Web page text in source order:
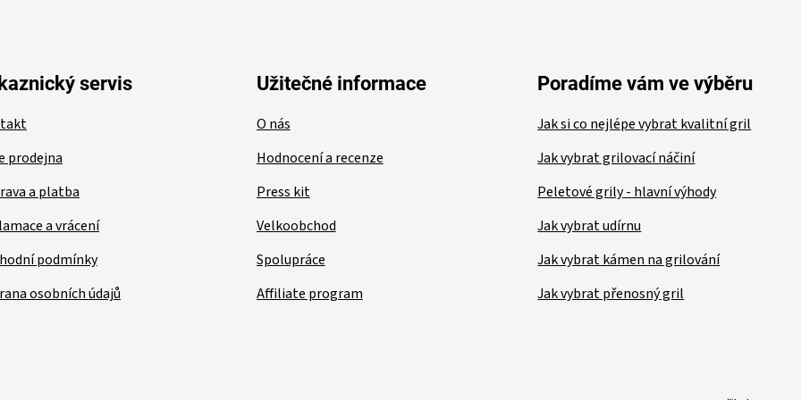
servis
prodejna
a platba
a vrácení
podmínky
osobních údajů
Užitečné informace
O nás
Hodnocení a recenze
Press kit
Velkoobchod
Spolupráce
Affiliate program
Poradíme vám ve výběru
Jak si co nejlépe vybrat kvalitní gril
Jak vybrat grilovací náčiní
Peletové grily - hlavní výhody
Jak vybrat udírnu
Jak vybrat kámen na grilování
Jak vybrat přenosný gril